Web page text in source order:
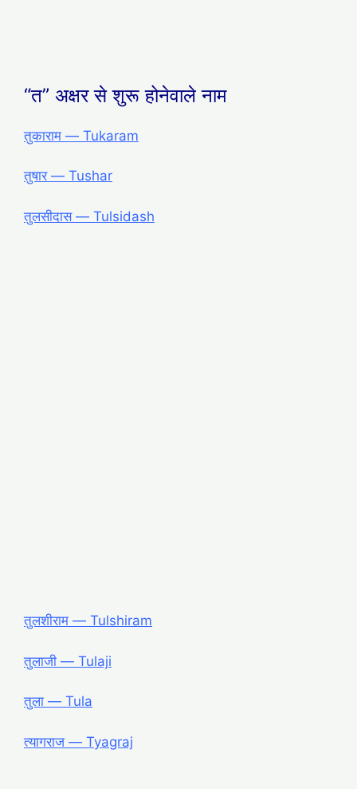
“त” अक्षर से शुरू होनेवाले नाम
तुकाराम ― Tukaram
तुषार ― Tushar
तुलसीदास ― Tulsidash
तुलशीराम ― Tulshiram
तुलाजी ― Tulaji
तुला ― Tula
त्यागराज ― Tyagraj